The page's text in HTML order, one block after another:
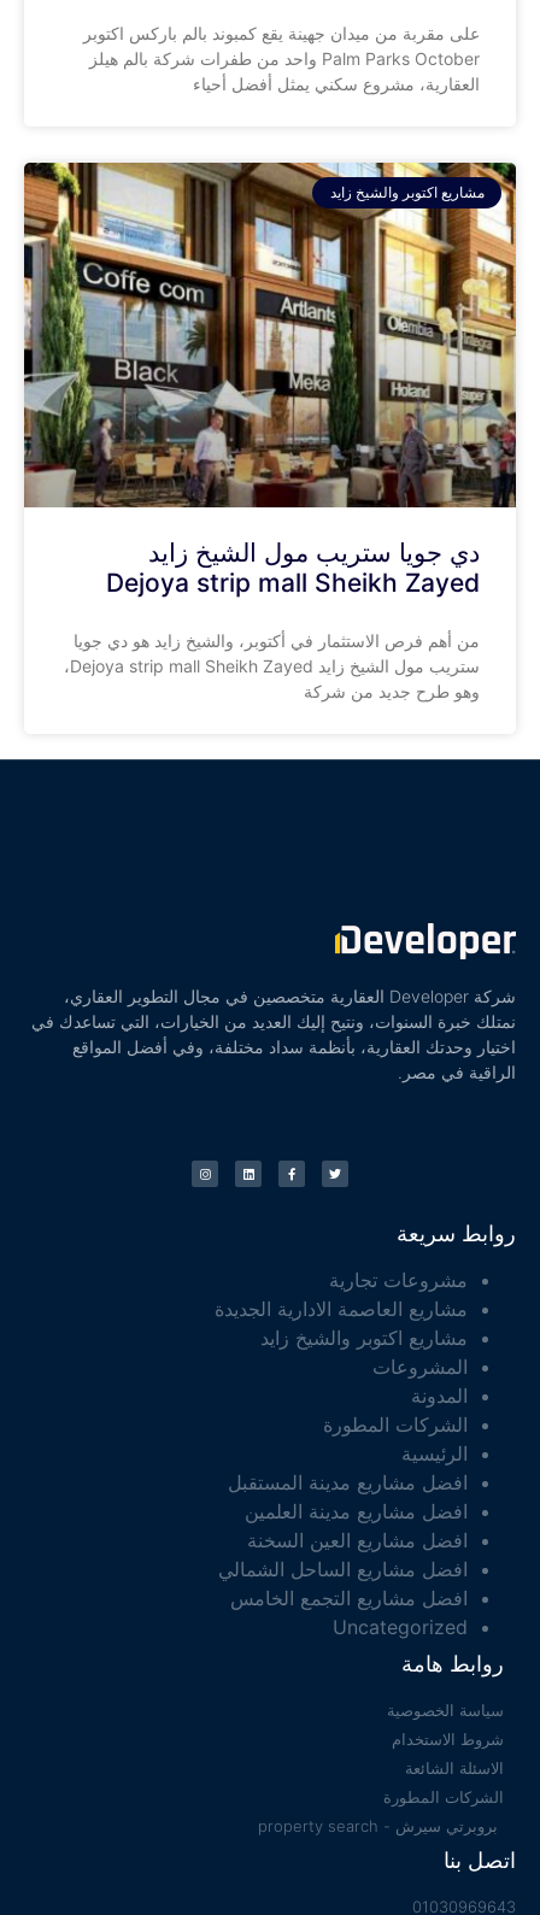
على مقربة من ميدان جهينة يقع كمبوند بالم باركس اكتوبر
Palm Parks October واحد من طفرات شركة بالم هيلز
العقارية، مشروع سكني يمثل أفضل أحياء
مشاريع اكتوبر والشيخ زايد
دي جويا ستريب مول الشيخ زايد
Dejoya strip mall Sheikh Zayed
من أهم فرص الاستثمار في أكتوبر، والشيخ زايد هو دي جويا
ستريب مول الشيخ زايد Dejoya strip mall Sheikh Zayed،
وهو طرح جديد من شركة
شركة Developer العقارية متخصصين في مجال التطوير العقاري،
نمتلك خبرة السنوات، ونتيح إليك العديد من الخيارات، التي تساعدك في
اختيار وحدتك العقارية، بأنظمة سداد مختلفة، وفي أفضل المواقع
الراقية في مصر.
روابط سريعة
مشروعات تجارية
مشاريع العاصمة الادارية الجديدة
مشاريع اكتوبر والشيخ زايد
المشروعات
المدونة
الشركات المطورة
الرئيسية
افضل مشاريع مدينة المستقبل
افضل مشاريع مدينة العلمين
افضل مشاريع العين السخنة
افضل مشاريع الساحل الشمالي
افضل مشاريع التجمع الخامس
Uncategorized
روابط هامة
سياسة الخصوصية
شروط الاستخدام
الاسئلة الشائعة
الشركات المطورة
بروبرتي سيرش - property search
اتصل بنا
01030969643